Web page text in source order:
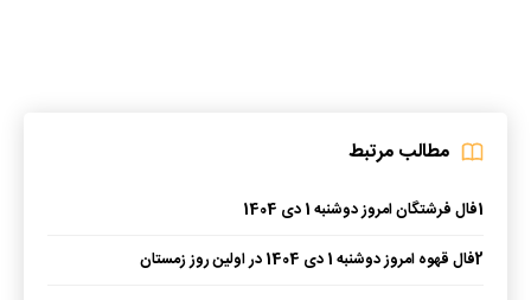
مطالب مرتبط
1فال فرشتگان امروز دوشنبه 1 دی 1404
2فال قهوه امروز دوشنبه 1 دی 1404 در اولین روز زمستان